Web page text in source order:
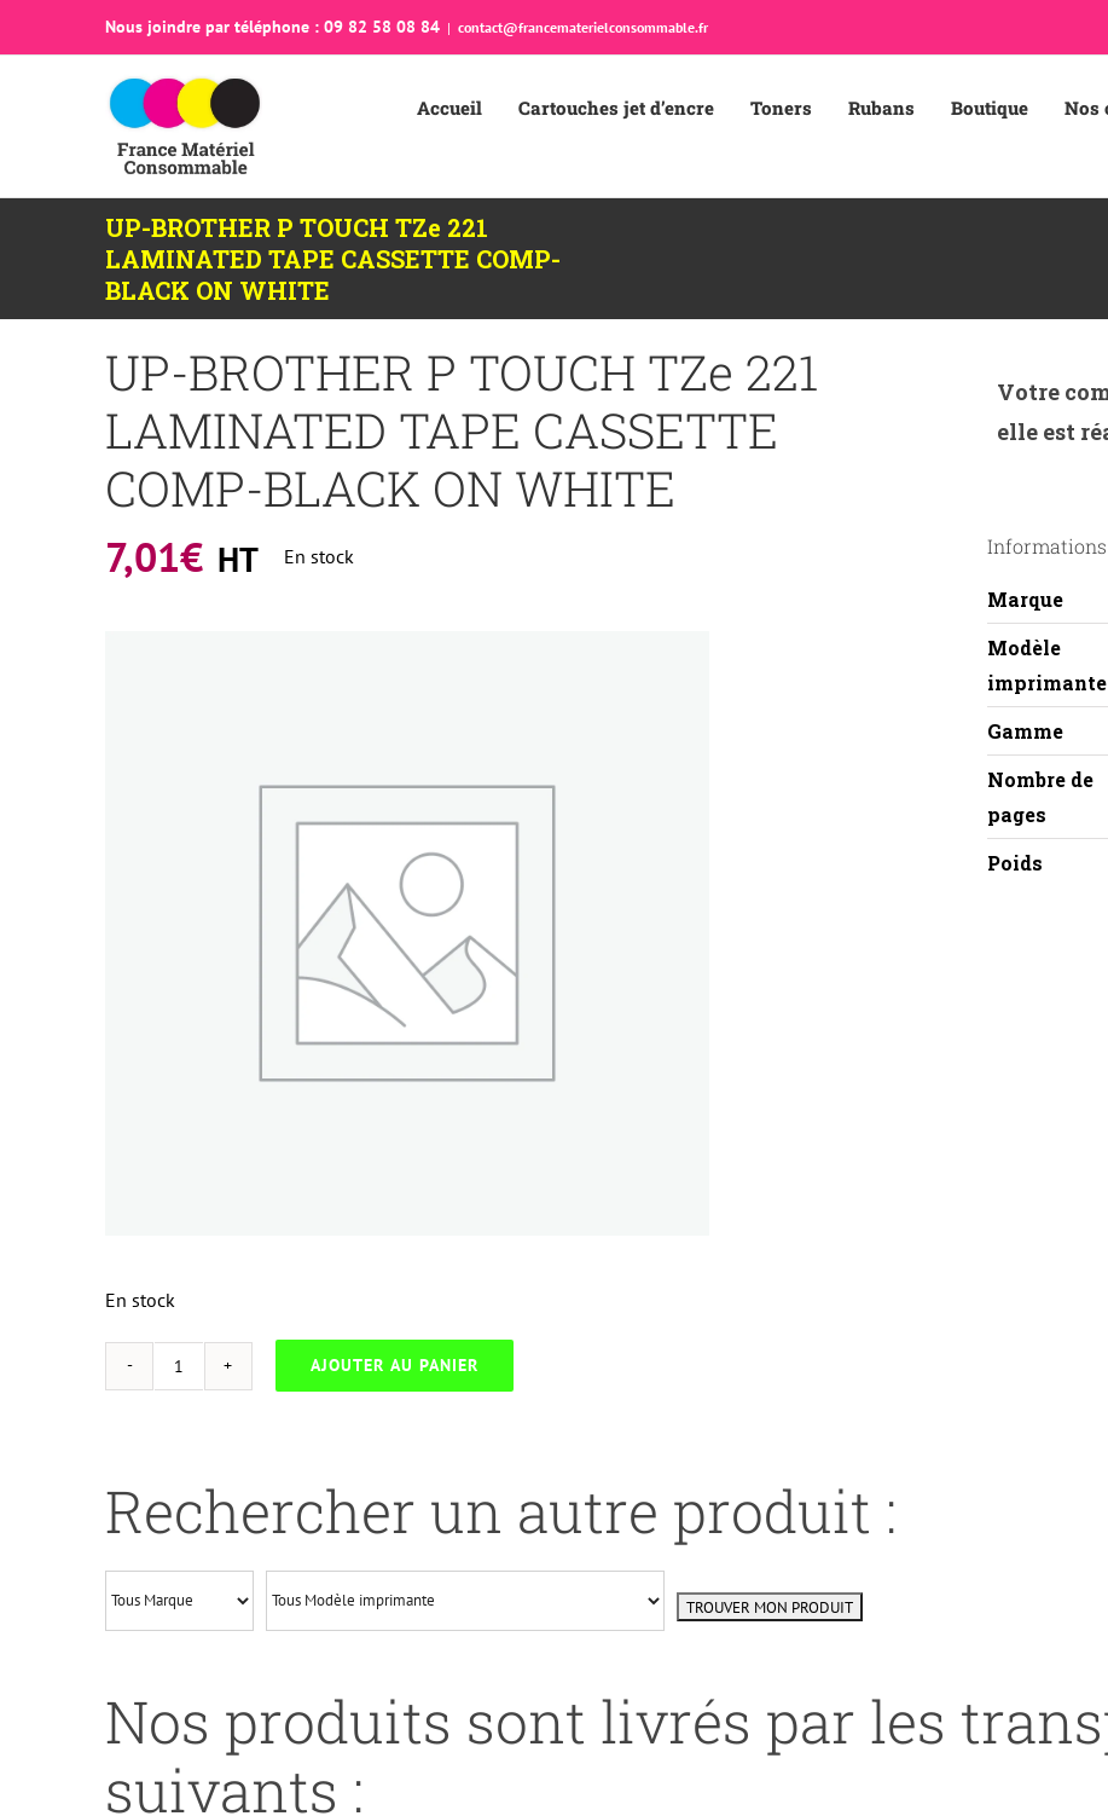
Nous joindre par téléphone : 09 82 58 08 84 | contact@francematerielconsommable.fr
Accueil Cartouches jet d’encre Toners Rubans Boutique Nos
UP-BROTHER P TOUCH TZe 221
LAMINATED TAPE CASSETTE COMP-
BLACK ON WHITE
UP-BROTHER P TOUCH TZe 221
LAMINATED TAPE CASSETTE
COMP-BLACK ON WHITE
7,01€ HT En stock
En stock
quantité
P
TZe
221
CASSETTE
COMP-
BLACK
ON
AJOUTER AU PANIER
Votre
elle est
Marque
Modèle
imprimante
Gamme
Nombre de
pages
Poids
Rechercher un autre produit :
Nos produits sont livrés par les
suivants :